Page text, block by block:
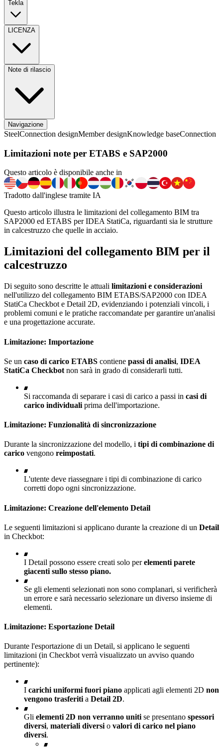
Tekla
LICENZA
Note di rilascio
Navigazione
SteelConnection designMember designKnowledge baseConnection
Limitazioni note per ETABS e SAP2000
Questo articolo è disponibile anche in
Tradotto dall'inglese tramite IA
Questo articolo illustra le limitazioni del collegamento BIM tra
SAP2000 ed ETABS per IDEA StatiCa, riguardanti sia le strutture
in calcestruzzo che quelle in acciaio.
Limitazioni del collegamento BIM per il
calcestruzzo
Di seguito sono descritte le attuali limitazioni e considerazioni
nell'utilizzo del collegamento BIM ETABS/SAP2000 con IDEA
StatiCa Checkbot e Detail 2D, evidenziando i potenziali vincoli, i
problemi comuni e le pratiche raccomandate per garantire un'analisi
e una progettazione accurate.
Limitazione: Importazione
Se un caso di carico ETABS contiene passi di analisi, IDEA
StatiCa Checkbot non sarà in grado di considerarli tutti.
Si raccomanda di separare i casi di carico a passi in casi di
carico individuali prima dell'importazione.
Limitazione: Funzionalità di sincronizzazione
Durante la sincronizzazione del modello, i tipi di combinazione di
carico vengono reimpostati.
L'utente deve riassegnare i tipi di combinazione di carico
corretti dopo ogni sincronizzazione.
Limitazione: Creazione dell'elemento Detail
Le seguenti limitazioni si applicano durante la creazione di un Detail
in Checkbot:
I Detail possono essere creati solo perelementi parete
giacenti sullo stesso piano.
Se gli elementi selezionati non sono complanari, si verificherà
un errore e sarà necessario selezionare un diverso insieme di
elementi.
Limitazione: Esportazione Detail
Durante l'esportazione di un Detail, si applicano le seguenti
limitazioni (in Checkbot verrà visualizzato un avviso quando
pertinente):
I carichi uniformi fuori piano applicati agli elementi 2D non
vengono trasferiti a Detail 2D.
Gli elementi 2D non verranno uniti se presentano spessori
diversi, materiali diversi o valori di carico nel piano
diversi.